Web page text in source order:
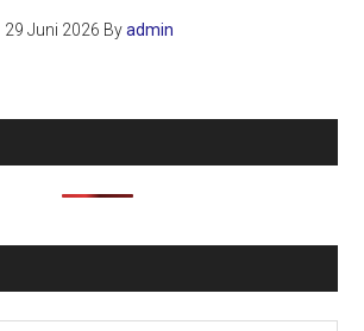
29 Juni 2026 Byadmin